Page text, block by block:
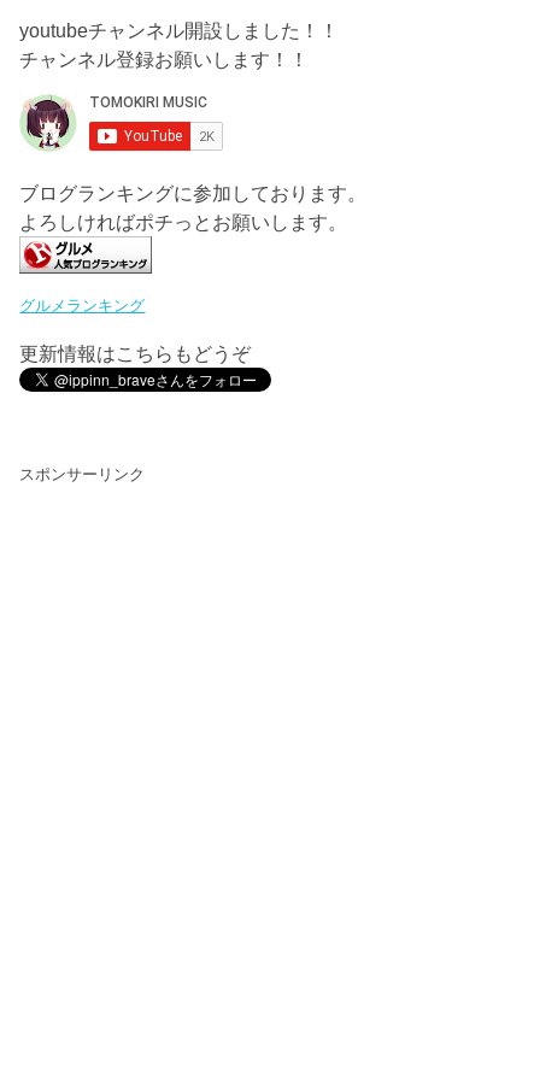
youtubeチャンネル開設しました！！
チャンネル登録お願いします！！
ブログランキングに参加しております。
よろしければポチっとお願いします。
グルメランキング
更新情報はこちらもどうぞ
スポンサーリンク